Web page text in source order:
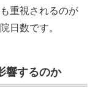
重視されるのが
日数です。
響するのか